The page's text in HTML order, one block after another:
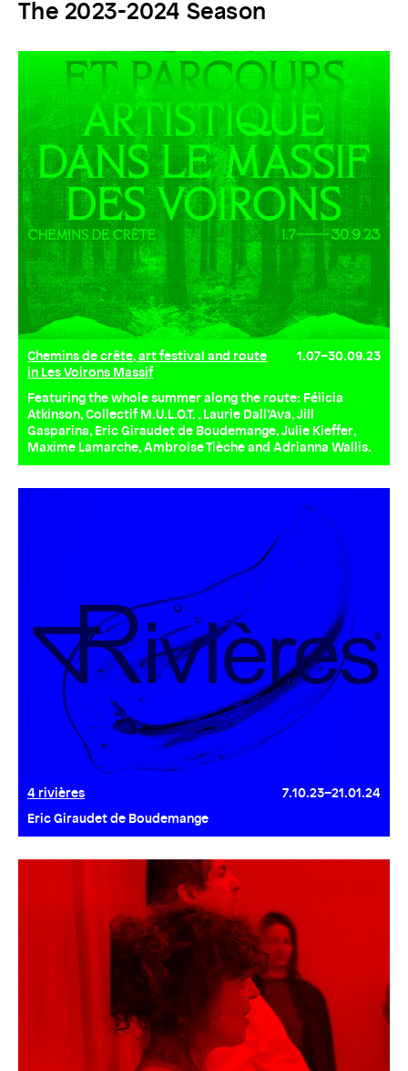
The 2023-2024 Season
Chemins de crête, art festival and route
in Les Voirons Massif
1.07–30.09.23
Featuring the whole summer along the route: Félicia
Atkinson, Collectif M.U.L.O.T. , Laurie Dall’Ava, Jill
Gasparina, Eric Giraudet de Boudemange, Julie Kieffer,
Maxime Lamarche, Ambroise Tièche and Adrianna Wallis.
4 rivières
7.10.23–21.01.24
Eric Giraudet de Boudemange